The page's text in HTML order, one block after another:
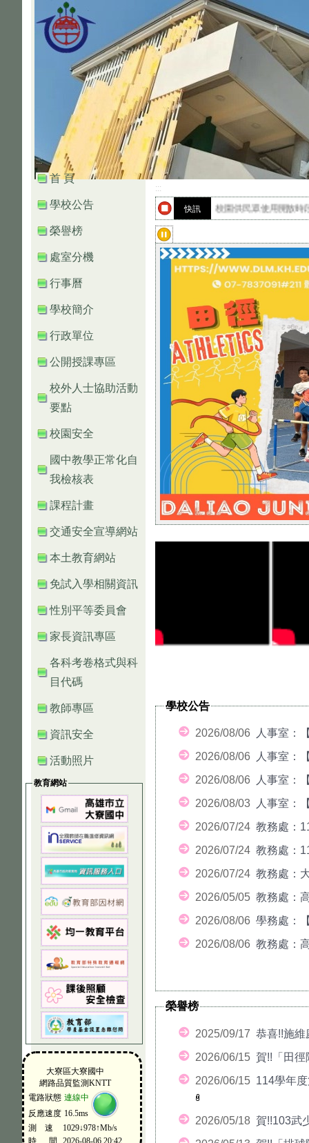
:::
首 頁
學校公告
榮譽榜
處室分機
行事曆
學校簡介
行政單位
公開授課專區
校外人士協助活動
要點
校園安全
國中教學正常化自
我檢核表
課程計畫
交通安全宣導網站
本土教育網站
免試入學相關資訊
性別平等委員會
家長資訊專區
各科考卷格式與科
目代碼
教師專區
資訊安全
活動照片
教育網站
:::
快訊
校園供民眾使用開放時
高雄市(校園通)APP應
學校公告
2026/08/06
人事室：
2026/08/06
人事室：
2026/08/06
人事室：
2026/08/03
人事室：
2026/07/24 教務處：
2026/07/24 教務處：
2026/07/24 教務處：
2026/05/05 教務處：
2026/08/06 學務處：
2026/08/06 教務處：
榮譽榜
2025/09/17 恭喜!!施
2026/06/15 賀!!「田
2026/06/15 114學年
2026/05/18 賀!!103武